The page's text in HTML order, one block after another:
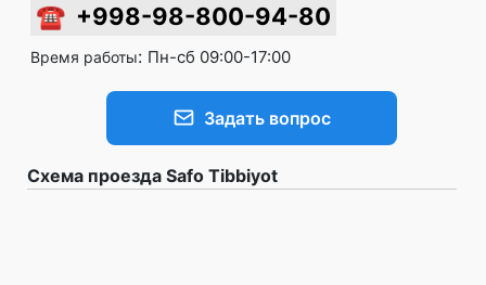
☎ +998-98-800-94-80
Время работы: Пн-сб 09:00-17:00
Задать вопрос
Схема проезда Safo Tibbiyot